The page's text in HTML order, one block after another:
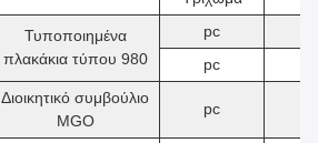
Τυποποιημένα
πλακάκια τύπου 980
pc
pc
Διοικητικό συμβούλιο
MGO
pc